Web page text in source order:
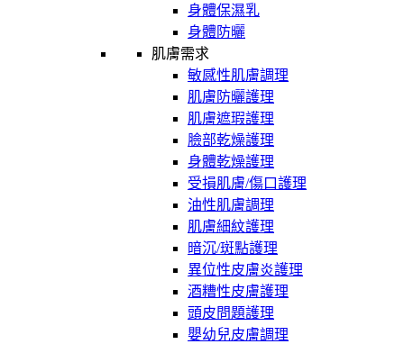
身體保濕乳
身體防曬
肌膚需求
敏感性肌膚調理
肌膚防曬護理
肌膚遮瑕護理
臉部乾燥護理
身體乾燥護理
受損肌膚/傷口護理
油性肌膚調理
肌膚細紋護理
暗沉/斑點護理
異位性皮膚炎護理
酒糟性皮膚護理
頭皮問題護理
嬰幼兒皮膚調理